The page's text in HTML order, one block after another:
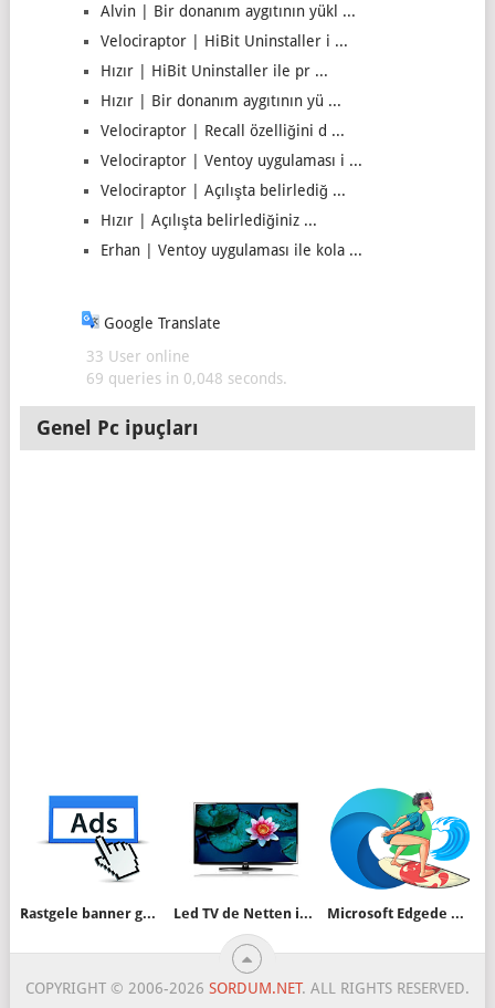
Alvin | Bir donanım aygıtının yükl ...
Velociraptor | HiBit Uninstaller i ...
Hızır | HiBit Uninstaller ile pr ...
Hızır | Bir donanım aygıtının yü ...
Velociraptor | Recall özelliğini d ...
Velociraptor | Ventoy uygulaması i ...
Velociraptor | Açılışta belirlediğ ...
Hızır | Açılışta belirlediğiniz ...
Erhan | Ventoy uygulaması ile kola ...
Google Translate
33 User online
69 queries in 0,048 seconds.
Genel Pc ipuçları
Rastgele banner gösterimi Led TV de Netten indirilen Bluray ses dili seçimi Microsoft Edgede Sörf Oyunu nasıl oynanır
COPYRIGHT © 2006-2026 SORDUM.NET. ALL RIGHTS RESERVED.